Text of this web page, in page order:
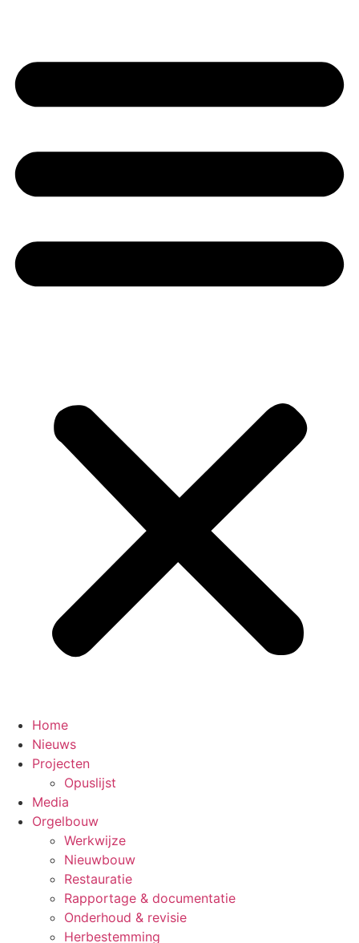
Home
Nieuws
Projecten
Opuslijst
Media
Orgelbouw
Werkwijze
Nieuwbouw
Restauratie
Rapportage & documentatie
Onderhoud & revisie
Herbestemming